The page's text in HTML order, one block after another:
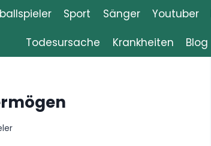
Sport Sänger Youtuber
Todesursache
Krankheiten Blog